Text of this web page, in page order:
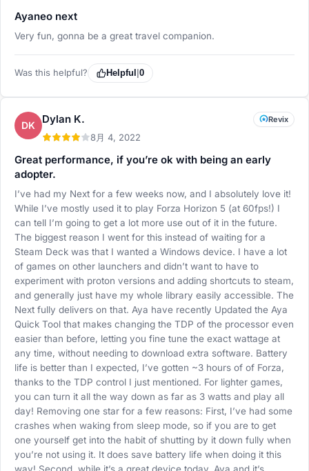
Ayaneo next
Very fun, gonna be a great travel companion.
Was this helpful? Helpful 0
DK Dylan K.
8月 4, 2022
Revix
Great performance, if you’re ok with being an early
adopter.
I’ve had my Next for a few weeks now, and I absolutely love it!
While I’ve mostly used it to play Forza Horizon 5 (at 60fps!) I
can tell I’m going to get a lot more use out of it in the future.
The biggest reason I went for this instead of waiting for a
Steam Deck was that I wanted a Windows device. I have a lot
of games on other launchers and didn’t want to have to
experiment with proton versions and adding shortcuts to steam,
and generally just have my whole library easily accessible. The
Next fully delivers on that. Aya have recently Updated the Aya
Quick Tool that makes changing the TDP of the processor even
easier than before, letting you fine tune the exact wattage at
any time, without needing to download extra software. Battery
life is better than I expected, I’ve gotten ~3 hours of of Forza,
thanks to the TDP control I just mentioned. For lighter games,
you can turn it all the way down as far as 3 watts and play all
day! Removing one star for a few reasons: First, I’ve had some
crashes when waking from sleep mode, so if you are to get
one yourself get into the habit of shutting by it down fully when
you’re not using it. It does save battery life when doing it this